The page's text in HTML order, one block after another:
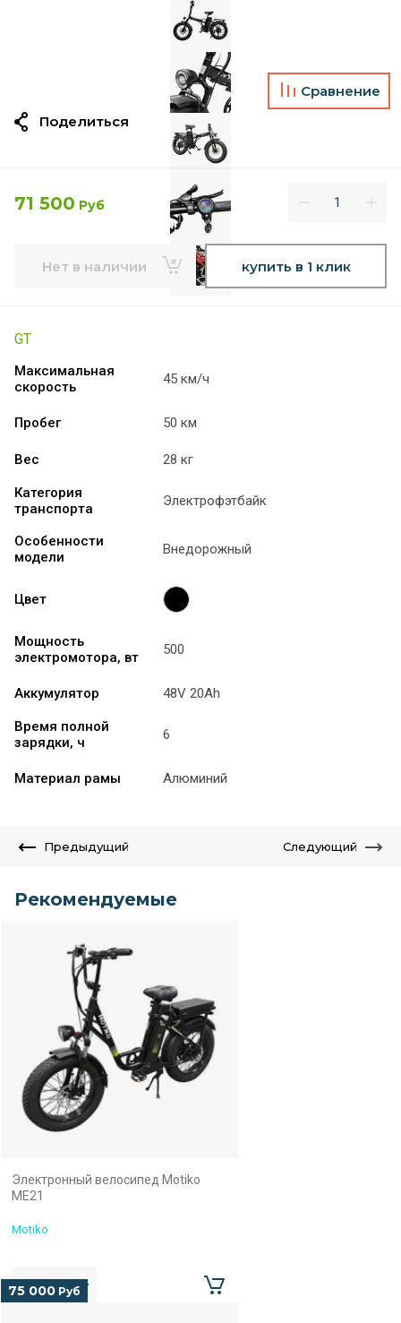
71 500 Руб
Нет в наличии купить в 1 клик
GT
Максимальная
скорость
45 км/ч
Пробег 50 км
Вес 28 кг
Категория
транспорта
Электрофэтбайк
Особенности
модели
Внедорожный
Цвет
Мощность
электромотора, вт
500
Аккумулятор 48V 20Ah
Время полной
зарядки, ч
6
Материал рамы Алюминий
Сравнение
Поделиться
Предыдущий Следующий
Рекомендуемые
Электронный велосипед Motiko
ME21
Motiko
75 000 Руб